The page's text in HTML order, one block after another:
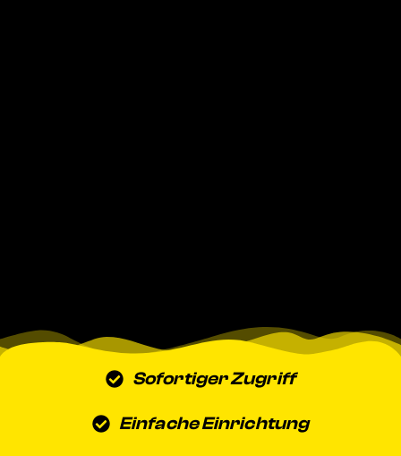
Sofortiger Zugriff
Einfache Einrichtung